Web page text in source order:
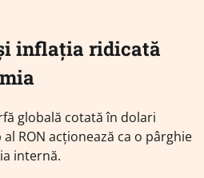
inflația ridicată
globală cotată în dolari
RON acționează ca o pârghie
internă.